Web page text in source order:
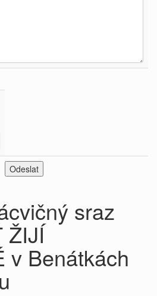
sraz
ŽIJÍ
v Benátkách